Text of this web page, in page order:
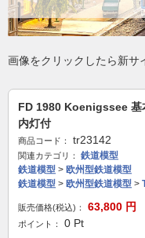
画像をクリックしたら新サ
FD 1980 Koenigssee 基
内灯付
商品コード： tr23142
関連カテゴリ：
鉄道模型
鉄道模型 > 欧州型鉄道模型
鉄道模型 > 欧州型鉄道模型 >
販売価格(税込)： 63,800 円
ポイント： 0 Pt